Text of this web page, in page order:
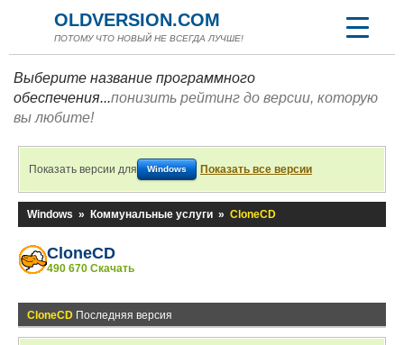
OLDVERSION.COM
ПОТОМУ ЧТО НОВЫЙ НЕ ВСЕГДА ЛУЧШЕ!
Выберите название программного
обеспечения...понизить рейтинг до версии, которую
вы любите!
Показать версии для Windows Показать все версии
Windows » Коммунальные услуги » CloneCD
CloneCD
490 670 Скачать
CloneCD Последняя версия